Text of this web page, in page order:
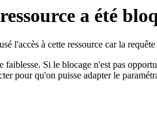
a été
l'accès à cette ressource car la
faiblesse. Si le blocage n'est pas
pour qu'on puisse adapter le